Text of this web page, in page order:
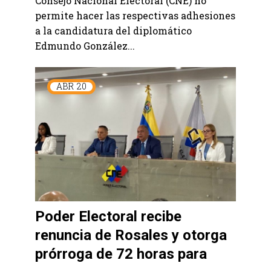
permite hacer las respectivas adhesiones
a la candidatura del diplomático
Edmundo González...
ABR 20
Poder Electoral recibe
renuncia de Rosales y otorga
prórroga de 72 horas para